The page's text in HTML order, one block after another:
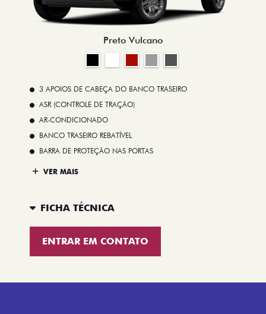
Preto Vulcano
3 APOIOS DE CABEÇA DO BANCO TRASEIRO
ASR (CONTROLE DE TRAÇÃO)
AR-CONDICIONADO
BANCO TRASEIRO REBATÍVEL
BARRA DE PROTEÇÃO NAS PORTAS
VER MAIS
FICHA TÉCNICA
ENTRAR EM CONTATO